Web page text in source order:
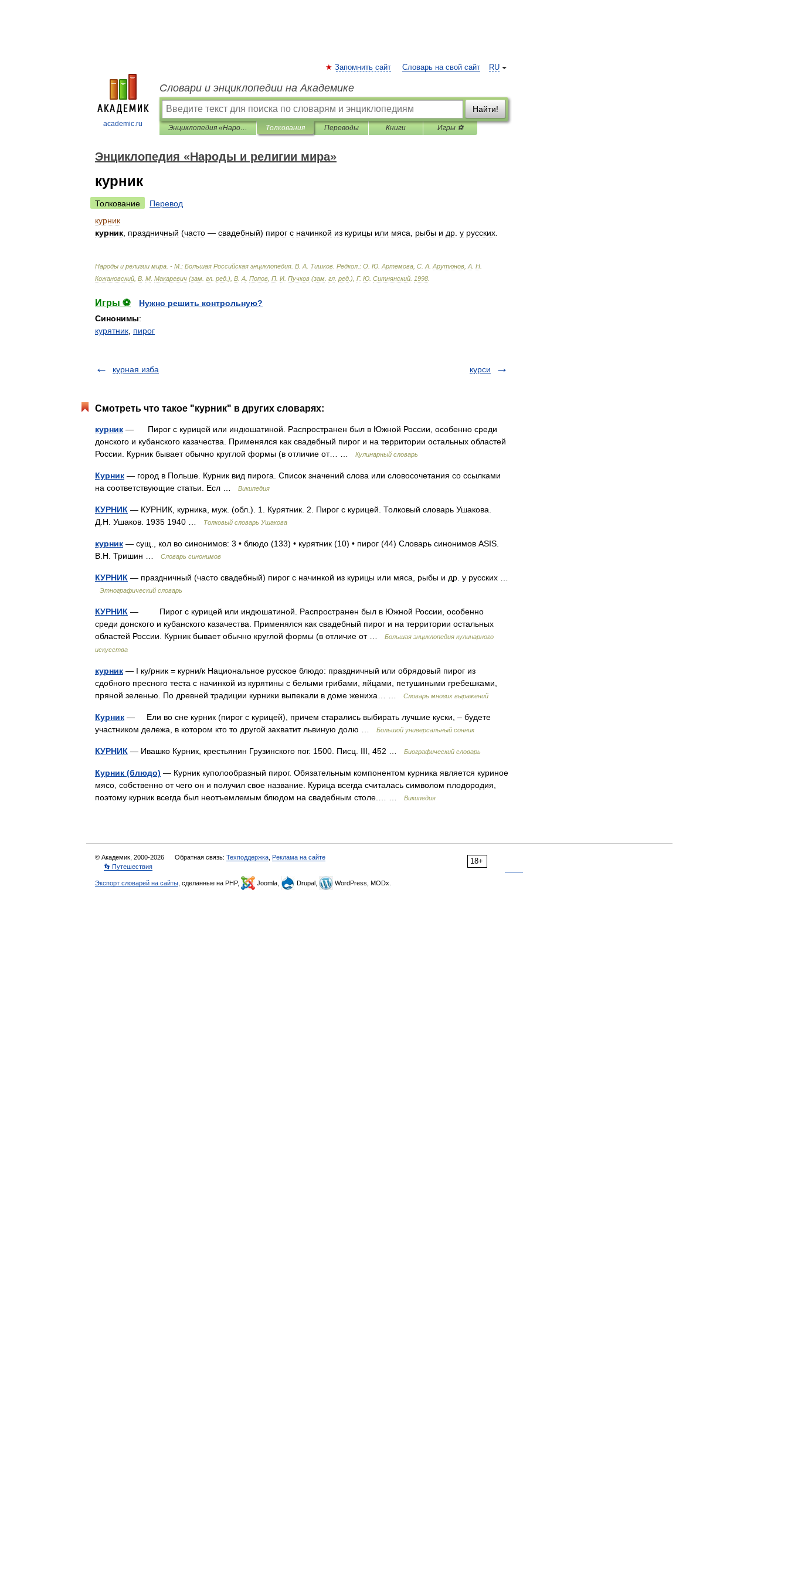
academic.ru
RU
Запомнить сайт Словарь на свой сайт
Словари и энциклопедии на Академике
Найти!
Энциклопедия «Народы и религии мира» Толкования Переводы Книги Игры ⚽
Энциклопедия «Народы и религии мира»
курник
Толкование
Перевод
курник
курник праздничный (часто — свадебный) пирог с начинкой из курицы или мяса рыбы и др у русских
Народы и религии мира . - М : Большая Российская энциклопедия В А Тишков Редкол : О Ю Артемова С А Арутюнов А Н
Кожановский В М Макаревич (зам гл ред .), В А Попов П И Пучков (зам гл ред .), Г. Ю Ситнянский 1998
Игры ⚽
Нужно решить контрольную?
Синонимы:
курятник пирог
курная изба курси
Смотреть что такое "курник" в других словарях:
курник — Пирог с курицей или индюшатиной. Распространен был в Южной России, особенно среди
донского и кубанского казачества. Применялся как свадебный пирог и на территории остальных областей
России. Курник бывает обычно круглой формы (в отличие от… …
Кулинарный словарь
Курник — город в Польше. Курник вид пирога. Список значений слова или словосочетания со ссылками
на соответствующие статьи. Есл …
Википедия
КУРНИК — КУРНИК, курника, муж. (обл.). 1. Курятник. 2. Пирог с курицей. Толковый словарь Ушакова.
Д.Н. Ушаков. 1935 1940 …
Толковый словарь Ушакова
курник — сущ., кол во синонимов: 3 • блюдо (133) • курятник (10) • пирог (44) Словарь синонимов ASIS.
В.Н. Тришин …
Словарь синонимов
КУРНИК — праздничный (часто свадебный) пирог с начинкой из курицы или мяса, рыбы и др. у русских …
Этнографический словарь
КУРНИК — Пирог с курицей или индюшатиной. Распространен был в Южной России, особенно
среди донского и кубанского казачества. Применялся как свадебный пирог и на территории остальных
областей России. Курник бывает обычно круглой формы (в отличие от …
Большая энциклопедия кулинарного
искусства
курник — I ку/рник = курни/к Национальное русское блюдо: праздничный или обрядовый пирог из
сдобного пресного теста с начинкой из курятины с белыми грибами, яйцами, петушиными гребешками,
пряной зеленью. По древней традиции курники выпекали в доме жениха… …
Словарь многих выражений
Курник — Ели во сне курник (пирог с курицей), причем старались выбирать лучшие куски, – будете
участником дележа, в котором кто то другой захватит львиную долю …
Большой универсальный сонник
КУРНИК — Ивашко Курник, крестьянин Грузинского пог. 1500. Писц. III, 452 … Биографический словарь
Курник (блюдо) — Курник куполообразный пирог. Обязательным компонентом курника является куриное
мясо, собственно от чего он и получил свое название. Курица всегда считалась символом плодородия,
поэтому курник всегда был неотъемлемым блюдом на свадебным столе.… …
Википедия
18+
© Академик, 2000-2026 Обратная связь: Техподдержка Реклама на сайте
👣 Путешествия
Экспорт словарей на сайты , сделанные на PHP, Joomla, Drupal, WordPress, MODx.